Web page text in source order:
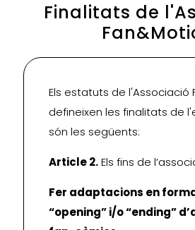
Finalitats de
Els estatuts de l'Associació
defineixen les finalitats de
són les següents:
Article 2.Els fins de
Fer adaptacions en
“opening” i/o “ending”